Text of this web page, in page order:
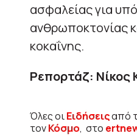
ασφαλείας για
ανθρωποκτονίας
κοκαΐνης.
Ρεπορτάζ: Νίκος
Όλες οιΕιδήσειςαπό
τονΚόσμο, στο